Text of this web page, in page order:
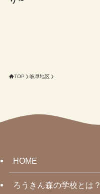
TOP 岐阜地区
HOME
ろうきん森の学校とは？